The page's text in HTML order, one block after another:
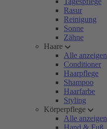
Rasur
Reinigung
Sonne
Zähne
Haare
Alle anzeigen
Conditioner
Haarpflege
Shampoo
Haarfarbe
Styling
Körperpflege
Alle anzeigen
Hand & Fuß